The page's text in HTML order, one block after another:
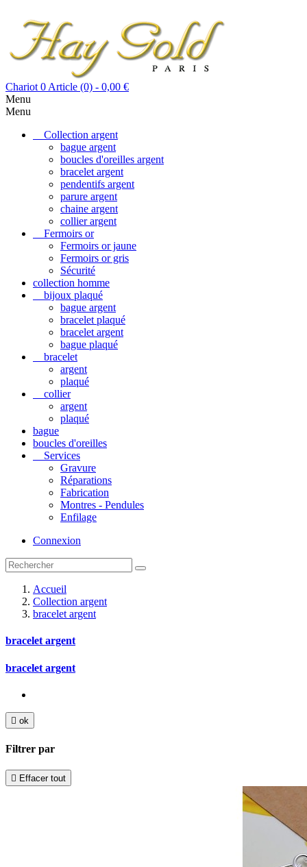
Chariot 0 Article (0) - 0,00 €
Menu
Menu
Collection argent
bague argent
boucles d'oreilles argent
bracelet argent
pendentifs argent
parure argent
chaine argent
collier argent
Fermoirs or
Fermoirs or jaune
Fermoirs or gris
Sécurité
collection homme
bijoux plaqué
bague argent
bracelet plaqué
bracelet argent
bague plaqué
bracelet
argent
plaqué
collier
argent
plaqué
bague
boucles d'oreilles
Services
Gravure
Réparations
Fabrication
Montres - Pendules
Enfilage
Connexion
Accueil
Collection argent
bracelet argent
bracelet argent
bracelet argent
 ok
Filtrer par
 Effacer tout